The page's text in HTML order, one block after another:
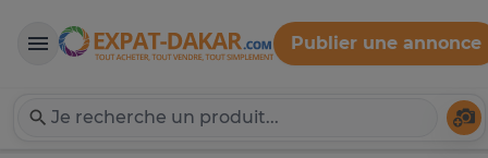
Expat-Dakar
Publier une annonce